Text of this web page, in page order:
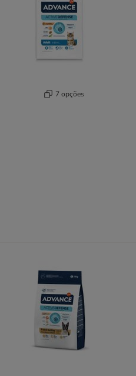
7 opções